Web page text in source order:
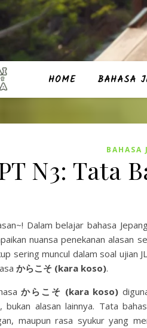
HOME BAHASA
BAHASA
N3: Tata
Dalam belajar bahasa
nuansa penekanan alasan
sering muncul dalam soal ujian
からこそ (kara koso).
からこそ (kara koso)
bukan alasan lainnya. Tata
maupun rasa syukur yang